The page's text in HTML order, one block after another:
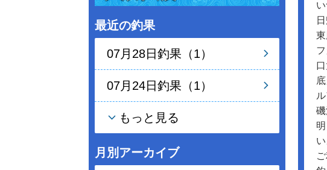
最近の釣果
07月28日釣果（1）
07月24日釣果（1）
もっと見る
月別アーカイブ